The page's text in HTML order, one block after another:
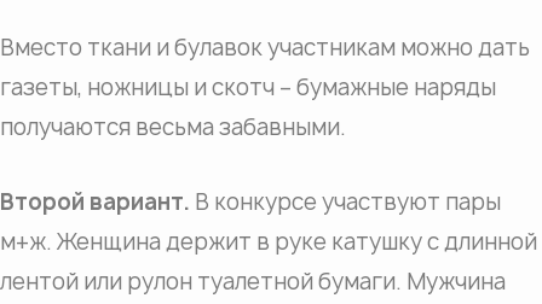
Вместо ткани и булавок участникам можно дать
газеты, ножницы и скотч – бумажные наряды
получаются весьма забавными.
Второй вариант. В конкурсе участвуют пары
м+ж. Женщина держит в руке катушку с длинной
лентой или рулон туалетной бумаги. Мужчина